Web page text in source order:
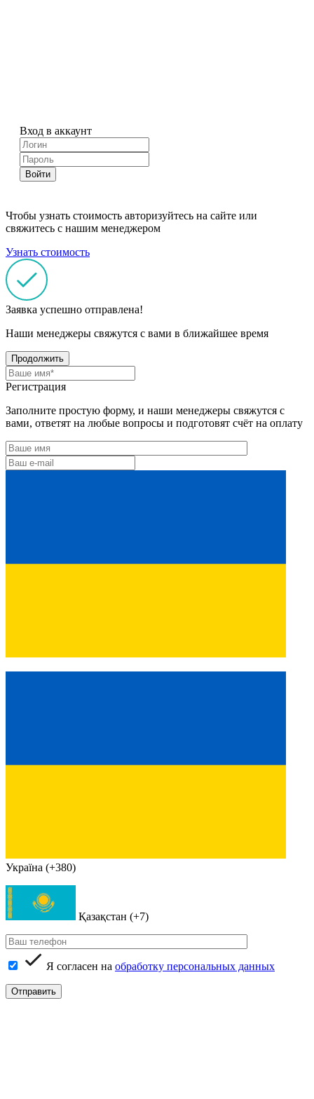
Вход в аккаунт
Войти
Чтобы узнать стоимость авторизуйтесь на сайте или
свяжитесь с нашим менеджером
Узнать стоимость
Заявка успешно отправлена!
Наши менеджеры свяжутся с вами в ближайшее время
Продолжить
Регистрация
Заполните простую форму, и наши менеджеры свяжутся с
вами, ответят на любые вопросы и подготовят счёт на оплату
Україна (+380)
Қазақстан (+7)
Я согласен на обработку персональных данных